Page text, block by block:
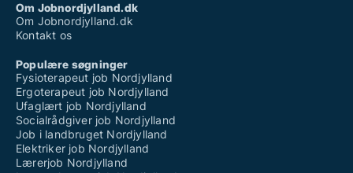
Om Jobnordjylland.dk
Om Jobnordjylland.dk
Kontakt os
Populære søgninger
Fysioterapeut job Nordjylland
Ergoterapeut job Nordjylland
Ufaglært job Nordjylland
Socialrådgiver job Nordjylland
Job i landbruget Nordjylland
Elektriker job Nordjylland
Lærerjob Nordjylland